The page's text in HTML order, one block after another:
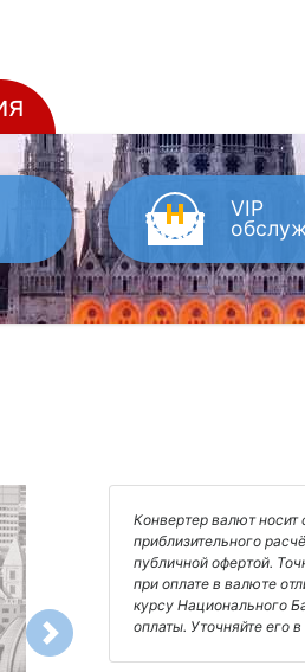
VIP
Next
Конвертер валют носит
приблизительного
публичной офертой.
при оплате в валюте
курсу Национального
оплаты. Уточняйте его